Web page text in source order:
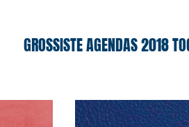
GROSSISTE AGENDAS 2018